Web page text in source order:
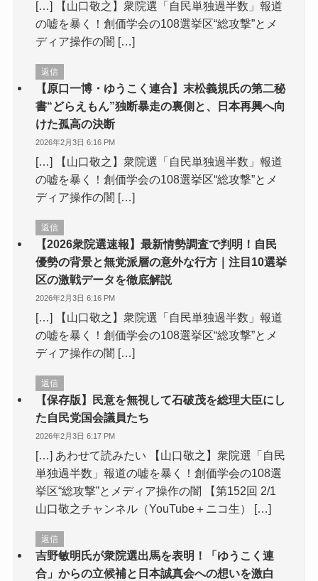
[…] 【山口敬之】衆院選「自民単独過半数」報道
の嘘を暴く！創価学会の108選挙区“総攻撃”とメ
ディア操作の闇 […]
返信
【原口一博・ゆうこく連合】末松義規氏の第二秘
書“どらえもん”独断暴走の裏側と、日本再興へ向
けた孤高の決断
2026年2月3日 6:16 PM
[…] 【山口敬之】衆院選「自民単独過半数」報道
の嘘を暴く！創価学会の108選挙区“総攻撃”とメ
ディア操作の闇 […]
返信
【2026衆院選速報】最新情勢調査で判明！自民
優勢の背景と無党派層の意外な行方｜注目10選挙
区の激戦データを徹底解説
2026年2月3日 6:16 PM
[…] 【山口敬之】衆院選「自民単独過半数」報道
の嘘を暴く！創価学会の108選挙区“総攻撃”とメ
ディア操作の闇 […]
返信
【保存版】民意を無視して石破茂を総理大臣にし
た自民党国会議員たち
2026年2月3日 6:17 PM
[…] あわせて読みたい 【山口敬之】衆院選「自民
単独過半数」報道の嘘を暴く！創価学会の108選
挙区“総攻撃”とメディア操作の闇 【第152回 2/1
山口敬之チャンネル（YouTube＋ニコ生） […]
返信
吉野敏明氏が衆院選出馬を表明！「ゆうこく連
合」からの立候補と日本誠真会への想いを激白